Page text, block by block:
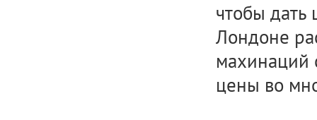
чтобы
Лондоне
махинаций
цены во